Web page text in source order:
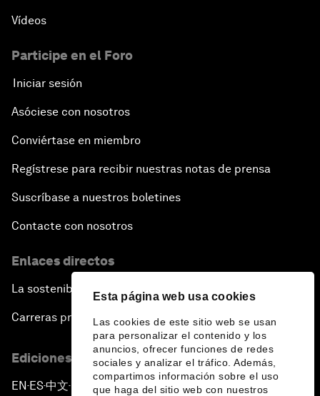
Esta página web usa cookies
Las cookies de este sitio web se usan
para personalizar el contenido y los
anuncios, ofrecer funciones de redes
sociales y analizar el tráfico. Además,
compartimos información sobre el uso
que haga del sitio web con nuestros
Vídeos
Participe en el Foro
Iniciar sesión
Asóciese con nosotros
Conviértase en miembro
Regístrese para recibir nuestras notas de prensa
Suscríbase a nuestros boletines
Contacte con nosotros
Enlaces directos
La sostenibilidad en el Foro
Carreras profesionales
Ediciones en otros idiomas
EN ▪ ES▪中文▪ 日本語